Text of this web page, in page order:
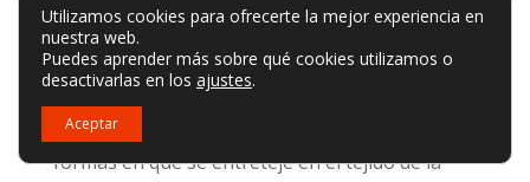
experiencias y aspiraciones compartidas de
dignidad y respeto.
Comprender el significado de «negro» en estas
dimensiones exige apreciar su complejidad y las
formas en que se entreteje en el tejido de la
Utilizamos cookies para ofrecerte la mejor experiencia en
nuestra web.
Puedes aprender más sobre qué cookies utilizamos o
desactivarlas en los ajustes.
Aceptar